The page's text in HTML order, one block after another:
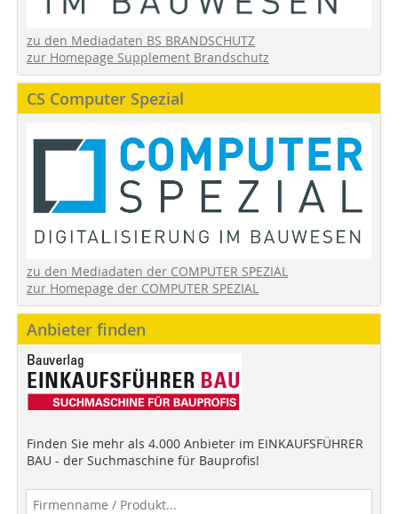
zu den Mediadaten BS BRANDSCHUTZ
zur Homepage Supplement Brandschutz
CS Computer Spezial
zu den Mediadaten der COMPUTER SPEZIAL
zur Homepage der COMPUTER SPEZIAL
Anbieter finden
Finden Sie mehr als 4.000 Anbieter im EINKAUFSFÜHRER
BAU - der Suchmaschine für Bauprofis!